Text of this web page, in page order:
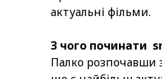
актуальні фільми.
З чого починати
Палко розпочавши